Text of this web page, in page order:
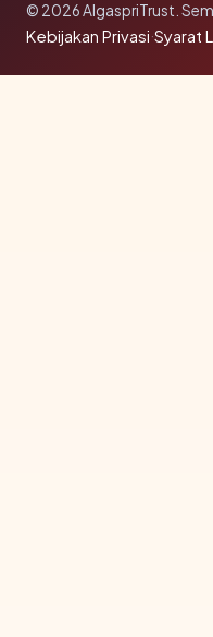
© 2026 AlgaspriTrust.
Kebijakan Privasi·Syarat